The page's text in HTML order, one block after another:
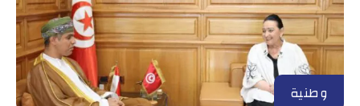
وطنية